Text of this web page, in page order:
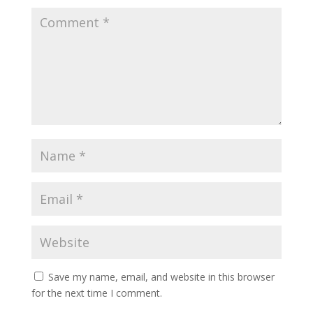
Save my name, email, and website in this browser
for the next time I comment.